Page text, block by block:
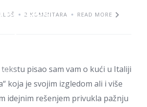
2 KOMENTARA READ MORE
kuća
pisao sam vam o kući u Italiji
koja je svojim izgledom ali i više
idejnim rešenjem privukla pažnju